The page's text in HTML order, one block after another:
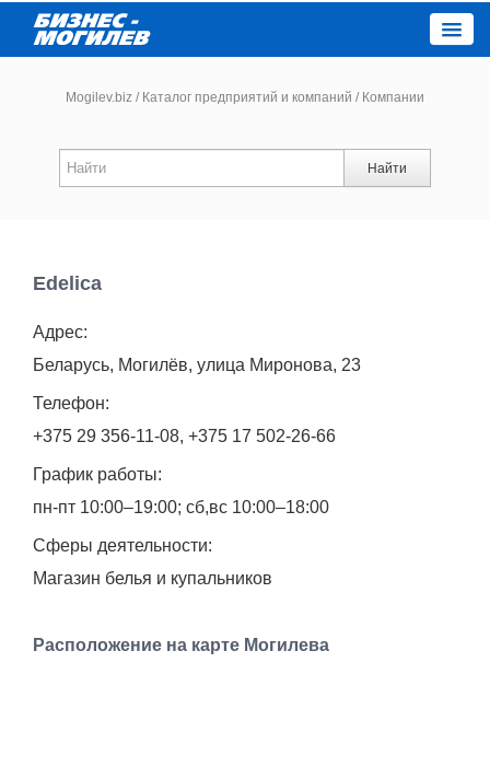
Новости компаний
Каталог
Работа
Объявления
Транспорт
Погода
Mogilev.biz / Каталог предприятий и компаний / Компании
Найти
Edelica
Адрес:
Беларусь, Могилёв, улица Миронова, 23
Телефон:
+375 29 356-11-08, +375 17 502-26-66
График работы:
пн-пт 10:00–19:00; сб,вс 10:00–18:00
Сферы деятельности:
Магазин белья и купальников
Расположение на карте Могилева